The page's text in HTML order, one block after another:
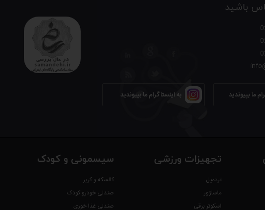
باشید
به اینستاگرام ما بپیوندید ما بپیوندید
تجهیزات ورزشی
تردمیل
ماساژور
اسکوتر برقی
سیسمونی و کودک
کالسکه و کریر
صندلی خودرو کودک
صندلی غذا خوری